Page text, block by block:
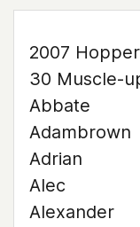
2007 Hopper
30 Muscle-
Abbate
Adambrown
Adrian
Alec
Alexander